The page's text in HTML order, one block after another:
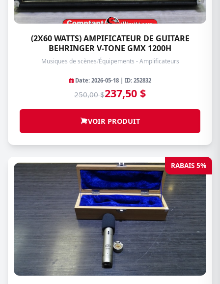
(2X60 WATTS) AMPIFICATEUR DE GUITARE
BEHRINGER V-TONE GMX 1200H
Musiques de scènes/Équipements - Amplificateurs
Date: 2026-05-18 | ID: 252832
250,00 $237,50 $
VOIR PRODUIT
RABAIS 5%